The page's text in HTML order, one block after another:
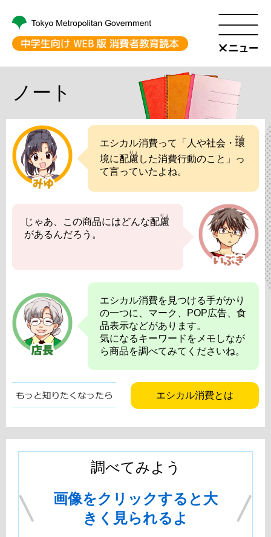
ノート
エシカル消費って「人や社会・ 環
かん
境に配慮
りょ
した消費行動のこと」っ
て言っていたよね。
じゃあ、この商品にはどんな配慮
りょ
があるんだろう。
エシカル消費を見つける手がかり
の一つに、マーク、POP広告、食
品表示などがあります。
気になるキーワードをメモしなが
ら商品を調べてみてくださいね。
エシカル消費とは
調べてみよう
画像をクリックすると大
きく見られるよ